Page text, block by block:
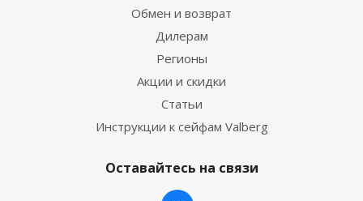
Обмен и возврат
Дилерам
Регионы
Акции и скидки
Статьи
Инструкции к сейфам Valberg
Оставайтесь на связи